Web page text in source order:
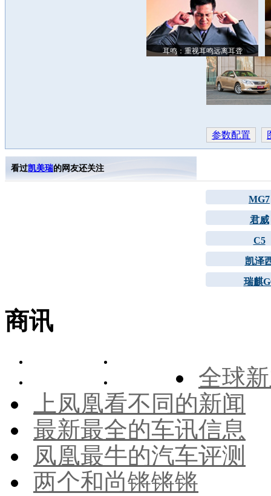
耳鸣：重视耳鸣远离耳聋
参数配置
看过凯美瑞的网友还关注
MG7
君威
C5
凯泽
瑞麒
商讯
全球
上凤凰看不同的新闻
最新最全的车讯信息
凤凰最牛的汽车评测
两个和尚锵锵锵